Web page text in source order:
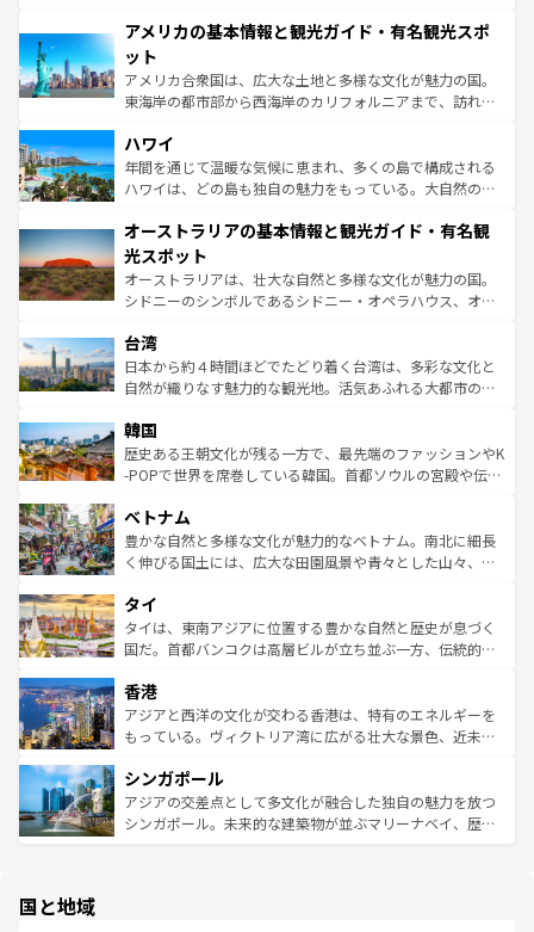
ンツ一覧を参照してほしい。
の建物がそのまま残る町や、スイスならではのユニークな
博物館もあり、アルプス観光だけでなく町歩きも満喫する
ことができる。国民の所得が高いため物価も高いが、旅行
者向けの交通パス提供のサービスもあり、うまく活用すれ
着のスイス情報は
アメリカの基本情報と観光ガイド・有名観光スポ
ット
アメリカ合衆国は、広大な土地と多様な文化が魅力の国。
東海岸の都市部から西海岸のカリフォルニアまで、訪れる
のような巨大都市は、観光、ショッピング、エンターテイ
ンメントが詰まった刺激的なスポットだ。一方、アメリカ
西部には大自然が広がり、グランドキャニオンやイエロー
部のニューオーリンズでは、音楽と美食が融合した独特の
文化が魅力。旅行者はアメリカの各地域で異なる魅力を楽
しみながら、その多様性と豊かな歴史を感じることができ
るだろう。車でのロードトリップや列車の旅も、アメリカ
情報は
ハワイ
年間を通じて温暖な気候に恵まれ、多くの島で構成される
ハワイは、どの島も独自の魅力をもっている。大自然の神
ワイ島は見逃せない。また、定番の観光地といえばオアフ
島だが、静かな自然を求めるならマウイ島やカウアイ島が
おすすめ。エメラルドグリーンに輝く海をはじめ、豊かな
文化や歴史が息づいている。「アロハスピリット」と呼ば
人々、おいしいローカルフードやハワイアンミュージッ
ク、伝統的なフラダンスなど、すべてがハワイの魅力を彩
っている。訪れるたびに新しい発見と感動が待っているハ
はコンテンツ一覧
オーストラリアの基本情報と観光ガイド・有名観
光スポット
オーストラリアは、壮大な自然と多様な文化が魅力の国。
シドニーのシンボルであるシドニー・オペラハウス、オー
リアリーフや大陸中央部にそびえるウルル（エアーズロッ
ク）、タスマニアの美しい原生林やケアンズの熱帯雨林な
ど、見どころがたくさん。また、カフェやワイン、オージ
いる。アクティビティも充実しており、サーフィンやダイ
ビング、ハイキングなど、アウトドア好きにはたまらな
い。オーストラリアの多彩な魅力を存分に味わいつくそ
参照してほしい。
台湾
日本から約４時間ほどでたどり着く台湾は、多彩な文化と
自然が織りなす魅力的な観光地。活気あふれる大都市の台
ン）、静ひつな山岳地帯である台湾東部など、都市の喧騒
と山間の静けさが共存しており、訪れる人に新しい発見と
驚きをもたらしてくれる。また、奥深い台湾の食文化も魅
容にもいいと評判のスイーツなど、バラエティ豊かな料理
が味わえる。 なお、新着の台湾情報は コンテンツ一覧を参
照してほしい。
韓国
歴史ある王朝文化が残る一方で、最先端のファッションやK
-POPで世界を席巻している韓国。首都ソウルの宮殿や伝統
き、地方に足を延ばせば四季折々の自然美を楽しむことが
できる。そして、キムチや焼肉、絶品のストリートフード
まで、さまざまな韓国料理が待っている。夜には、韓国な
リティに包まれながら、韓国の多彩な魅力を心ゆくまで味
わってみてほしい。 なお、新着の韓国情報はコンテンツ一
覧を参照してほしい。
ベトナム
豊かな自然と多様な文化が魅力的なベトナム。南北に細長
く伸びる国土には、広大な田園風景や青々とした山々、世
急速な発展と共に伝統が息づく。ハノイの古い町並みやホ
ーチミン市のフランス統治時代の建物も、独特の雰囲気を
醸し出している。また、バラエティの豊かさとおいしさで
とつ。フォーやバインミー、ベトナムコーヒーなどは、ぜ
ひ現地で味わいたい。どの地域を訪れてもあたたかい人々
が旅行者を迎えてくれるので、きっと忘れられない旅にな
参照してほしい。
タイ
タイは、東南アジアに位置する豊かな自然と歴史が息づく
国だ。首都バンコクは高層ビルが立ち並ぶ一方、伝統的な
の活気が交差している。北部ではチェンマイなどの山岳地
帯で自然と触れ合い、南部ではプーケットやクラビの美し
いビーチでリゾート気分を楽しむことができる。タイ料理
激する。気候は一年中温暖で、どの季節にも異なる楽しみ
が待っている。親しみやすいタイの人々、仏教を中心とし
た文化、そして多様な観光資源が、訪れる旅人を魅了し続
香港
アジアと西洋の文化が交わる香港は、特有のエネルギーを
もっている。ヴィクトリア湾に広がる壮大な景色、近未来
み、どこを訪れても感動するはず。観光スポットが密集し
ており、効率よく見どころを回れるのも魅力。息をのむよ
うな絶景から文化的な体験まで、香港を存分に楽しみ尽く
シンガポール
アジアの交差点として多文化が融合した独自の魅力を放つ
シンガポール。未来的な建築物が並ぶマリーナベイ、歴史
国と地域